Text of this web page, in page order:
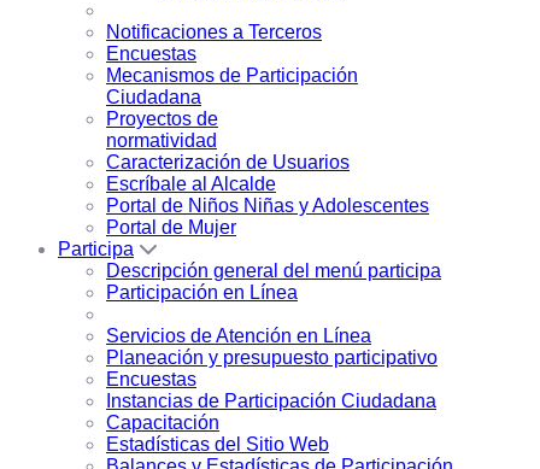
Notificaciones a Terceros
Encuestas
Mecanismos de Participación
Ciudadana
Proyectos de
normatividad
Caracterización de Usuarios
Escríbale al Alcalde
Portal de Niños Niñas y Adolescentes
Portal de Mujer
Participa
Descripción general del menú participa
Participación en Línea
Servicios de Atención en Línea
Planeación y presupuesto participativo
Encuestas
Instancias de Participación Ciudadana
Capacitación
Estadísticas del Sitio Web